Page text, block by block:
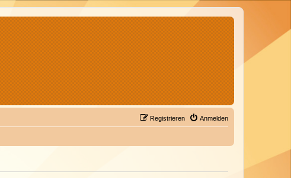
Anmelden
Registrieren